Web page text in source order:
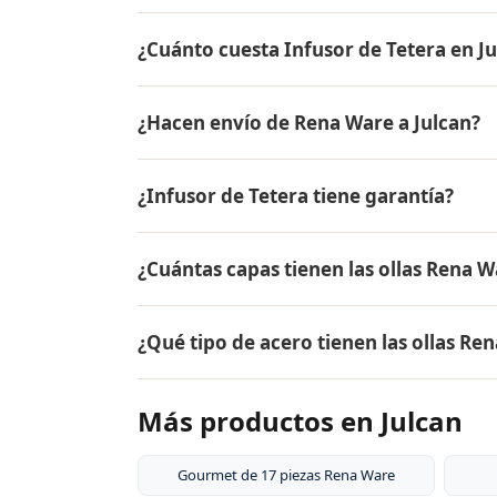
¿Cuánto cuesta Infusor de Tetera en
precio actual, promociones disponibles y
¿Hacen envío de Rena Ware a Julcan?
entrega.
¿Infusor de Tetera tiene garantía?
Ware están fabricados en acero
¿Cuántas capas tienen las ollas Rena
18/10, dos capas de aleación de aluminio
aluminio puro. Este diseño permite
¿Qué tipo de acero tienen las ollas
tipo de acero es resistente a la corrosión,
Más productos en Julcan
Gourmet de 17 piezas Rena Ware